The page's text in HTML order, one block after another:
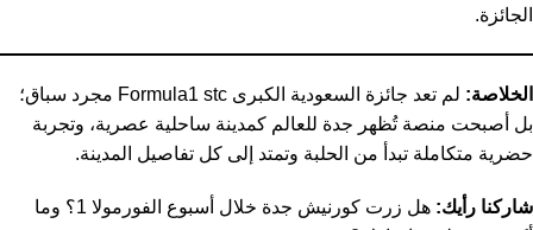
الجائزة.
الخلاصة:
لم تعد جائزة السعودية الكبرى Formula1 stc مجرد سباق؛
بل أصبحت منصة تُظهر جدة للعالم كمدينة ساحلية عصرية، وتجربة
حضرية متكاملة تبدأ من الحلبة وتمتد إلى كل تفاصيل المدينة.
شاركنا رأيك:
هل زرت كورنيش جدة خلال أسبوع الفورمولا 1؟ وما